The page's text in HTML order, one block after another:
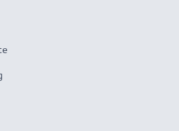
- Austauschakku für
Original-Akku
u. geprüfte Zellen: Akku